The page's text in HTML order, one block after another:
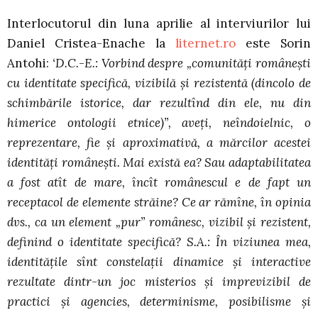
Interlocutorul din luna aprilie al interviurilor lui
Daniel Cristea-Enache la liternet.ro este Sorin
Antohi: ‘D.C.-E.: Vorbind despre „comunităţi româneşti
cu identitate specifică, vizibilă şi rezistentă (dincolo de
schimbările istorice, dar rezultînd din ele, nu din
himerice ontologii etnice)”, aveţi, neîndoielnic, o
reprezentare, fie şi aproximativă, a mărcilor acestei
identităţi româneşti. Mai există ea? Sau adaptabilitatea
a fost atît de mare, încît românescul e de fapt un
receptacol de elemente străine? Ce ar rămîne, în opinia
dvs., ca un element „pur” românesc, vizibil şi rezistent,
definind o identitate specifică? S.A.: În viziunea mea,
identităţile sînt constelaţii dinamice şi interactive
rezultate dintr-un joc misterios şi imprevizibil de
practici şi agencies, determinisme, posibilisme şi